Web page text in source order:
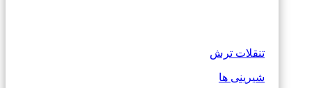
تنقلات ترش
شیرینی ها